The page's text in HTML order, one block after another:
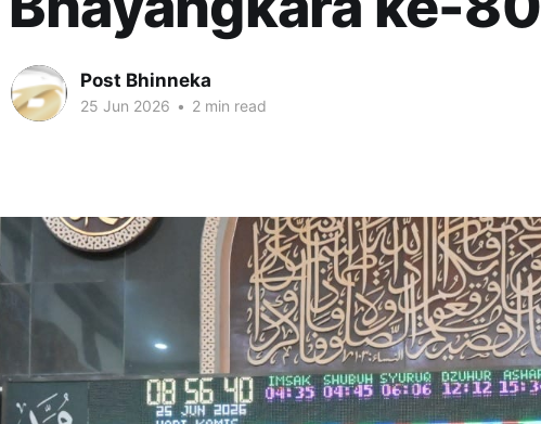
Post Bhinneka
25 Jun 2026 • 2 min read